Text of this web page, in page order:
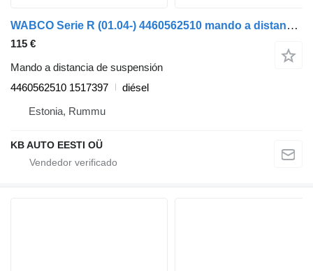
WABCO Serie R (01.04-) 4460562510 mando a distancia de suspensión para Scania P,G,R,T-series (2004-2017) camión
115 €
Mando a distancia de suspensión
4460562510 1517397
diésel
Estonia, Rummu
KB AUTO EESTI OÜ